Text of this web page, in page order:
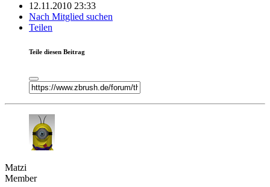
12.11.2010 23:33
Nach Mitglied suchen
Teilen
Teile diesen Beitrag
Matzi
Member